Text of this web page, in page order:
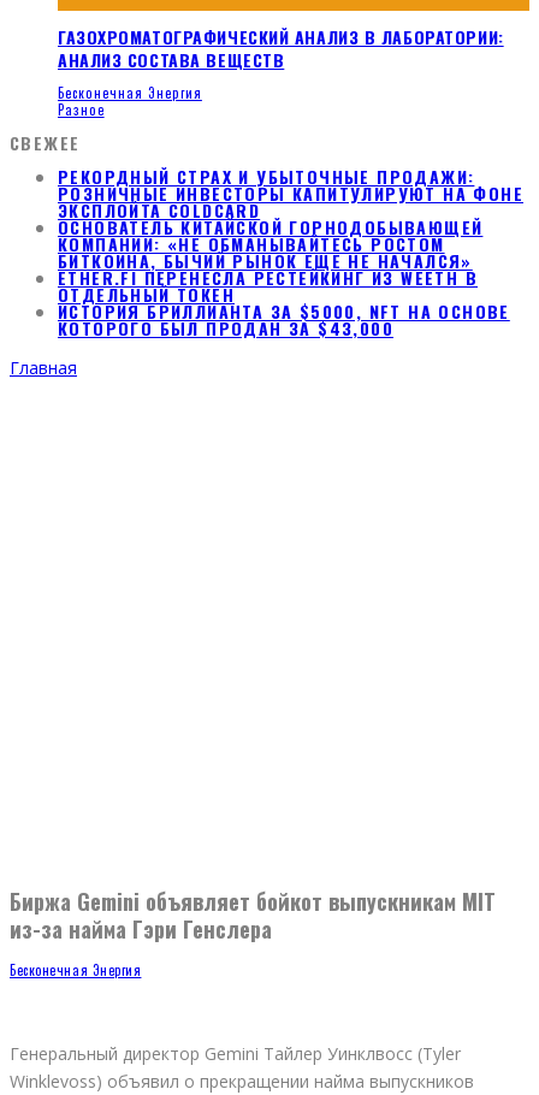
ГАЗОХРОМАТОГРАФИЧЕСКИЙ АНАЛИЗ В ЛАБОРАТОРИИ:
АНАЛИЗ СОСТАВА ВЕЩЕСТВ
Бесконечная Энергия
Разное
СВЕЖЕЕ
РЕКОРДНЫЙ СТРАХ И УБЫТОЧНЫЕ ПРОДАЖИ:
РОЗНИЧНЫЕ ИНВЕСТОРЫ КАПИТУЛИРУЮТ НА ФОНЕ
ЭКСПЛОЙТА COLDCARD
ОСНОВАТЕЛЬ КИТАЙСКОЙ ГОРНОДОБЫВАЮЩЕЙ
КОМПАНИИ: «НЕ ОБМАНЫВАЙТЕСЬ РОСТОМ
БИТКОИНА, БЫЧИЙ РЫНОК ЕЩЕ НЕ НАЧАЛСЯ»
ETHER.FI ПЕРЕНЕСЛА РЕСТЕЙКИНГ ИЗ WEETH В
ОТДЕЛЬНЫЙ ТОКЕН
ИСТОРИЯ БРИЛЛИАНТА ЗА $5000, NFT НА ОСНОВЕ
КОТОРОГО БЫЛ ПРОДАН ЗА $43,000
Главная
Биржа Gemini объявляет бойкот выпускникам MIT
из-за найма Гэри Генслера
Бесконечная Энергия
Генеральный директор Gemini Тайлер Уинклвосс (Tyler
Winklevoss) объявил о прекращении найма выпускников